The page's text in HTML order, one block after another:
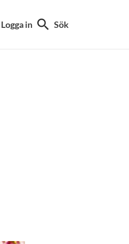
Logga in search Sök